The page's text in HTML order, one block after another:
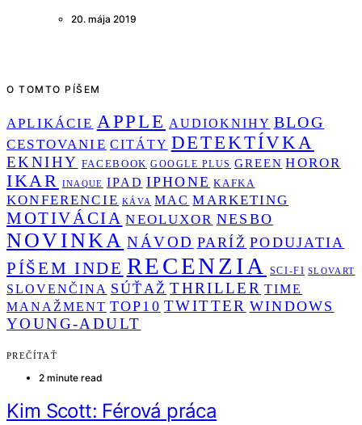
20. mája 2019
O TOMTO PÍŠEM
APLIKÁCIE APPLE AUDIOKNIHY BLOG
CESTOVANIE CITÁTY DETEKTÍVKA
EKNIHY FACEBOOK GOOGLE PLUS GREEN HOROR
IKAR INAQUE IPAD IPHONE KAFKA
KONFERENCIE KÁVA MAC MARKETING
MOTIVÁCIA NEOLUXOR NESBO
NOVINKA NÁVOD PARÍŽ PODUJATIA
PÍŠEM INDE RECENZIA SCI-FI SLOVART
SLOVENČINA SÚŤAŽ THRILLER TIME
MANAŽMENT TOP10 TWITTER WINDOWS
YOUNG-ADULT
PREČÍTAŤ
2 minute read
Kim Scott: Férová práca